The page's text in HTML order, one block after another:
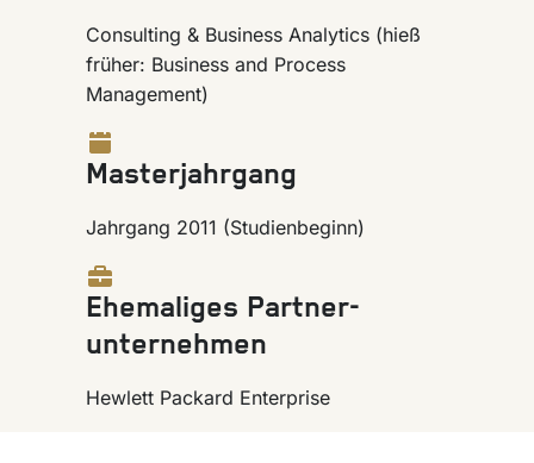
Consulting & Business Analytics (hieß
früher: Business and Process
Management)
Masterjahrgang
Jahrgang 2011 (Studienbeginn)
Ehemaliges Partner-
unternehmen
Hewlett Packard Enterprise